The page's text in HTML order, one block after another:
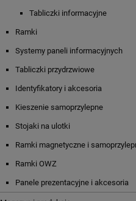
Tabliczki informacyjne
Ramki
Systemy paneli informacyjnych
Tabliczki przydrzwiowe
Identyfikatory i akcesoria
Kieszenie samoprzylepne
Stojaki na ulotki
Ramki magnetyczne i
Ramki OWZ
Panele prezentacyjne i akcesoria